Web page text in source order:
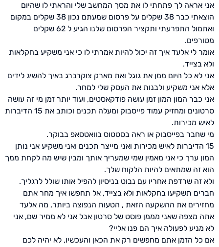
אני אראה לך פתחתי לו את מסך המחשב שלי והראתי לו שהיום
הוצאתי כבר 38 שקלים על פרסום שמעתם נכון 38 שקלים במקום
ואתמול התפרעתי ותקציר הפרסום שלנו הגיע ל 62 שקלים
מטורפים.
אומר לי אלעד איך זה יכול להיות אמרתי לו כי אני משקיע בחקלאות
ולא בצייד.
אני לא כל היום ממן את גוגל ואת מארק צוקרברג באיך להשיג לידים
אלא אני משקיע ולבנות את העסק שלי למחר.
אני כבר המון המון זמן עושה פודקאסטים, ועוד יותר זמן מי זה עושה
סרטונים ומחזיק עמוד פייסבוק ומעלה תכנים וכותב את 15 הדיברות
לאיש מכירות.
מי שחבר בפייסבוק או ראה בסטטוס בוואטסאפ בבוקר.
15 הדיברות לאיש מכירות ואני מייצר תכנים ואני משקיע אני נותן
המון ערך כי אני מאמין שמי שמעריך אותך ומבין שיש מה לקחת ממך
הוא זה שמתאים להיות הלקוח שלך.
ולא זה שרדפת אחריו עם נבוט בניסיון להפיל אותו שולל לרגליך.
חברים תשקיעו בחקלאות ולא בצייד, אל תחפשו איך מחר אתם
מחזירים את ההשקעה הזאת , הטעות הנפוצה ביותר, מה אלעד
אתה מצפה שאני מממן פוסט של סרטון אבל אני לא ממיר שם, אני
לא מניע לפעולה איך הם פנו אליי?
אם כל הזמן אתם מחפשים רק את הכאן והעכשיו, לא יהיה לכם